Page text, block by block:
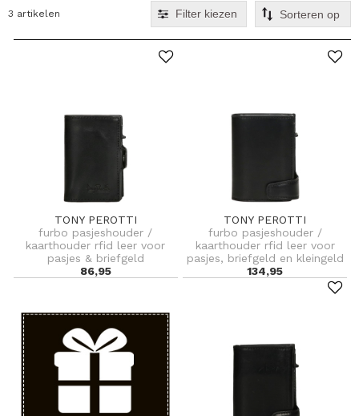
3 artikelen Filter kiezen
TONY PEROTTI
furbo pasjeshouder /
kaarthouder rfid leer voor
pasjes & briefgeld
86,95
TONY PEROTTI
furbo pasjeshouder /
kaarthouder rfid leer voor
pasjes, briefgeld en kleingeld
134,95